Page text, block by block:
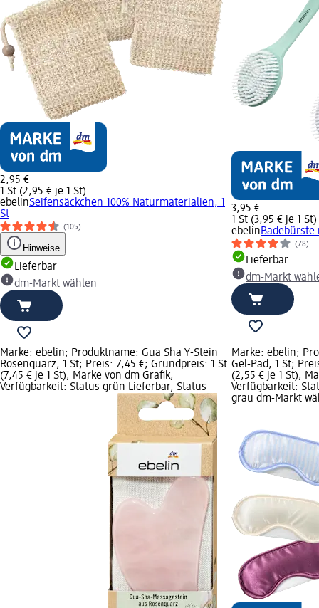
2,95 €
1 St (2,95 € je 1 St)
ebelinSeifensäckchen 100% Naturmaterialien, 1
St
(105)
Hinweise
Lieferbar
dm-Markt wählen
3,95 €
1 St (3,95 € je 1 St)
ebelinBadebürste
(78)
Lieferbar
dm-Markt
Marke: ebelin; Produktname: Gua Sha Y-Stein
Rosenquarz, 1 St; Preis: 7,45 €; Grundpreis: 1 St
(7,45 € je 1 St); Marke von dm Grafik;
Verfügbarkeit: Status grün Lieferbar, Status
Marke: ebelin;
Gel-Pad, 1 St;
(2,55 € je 1 St);
Verfügbarkeit:
grau dm-Markt